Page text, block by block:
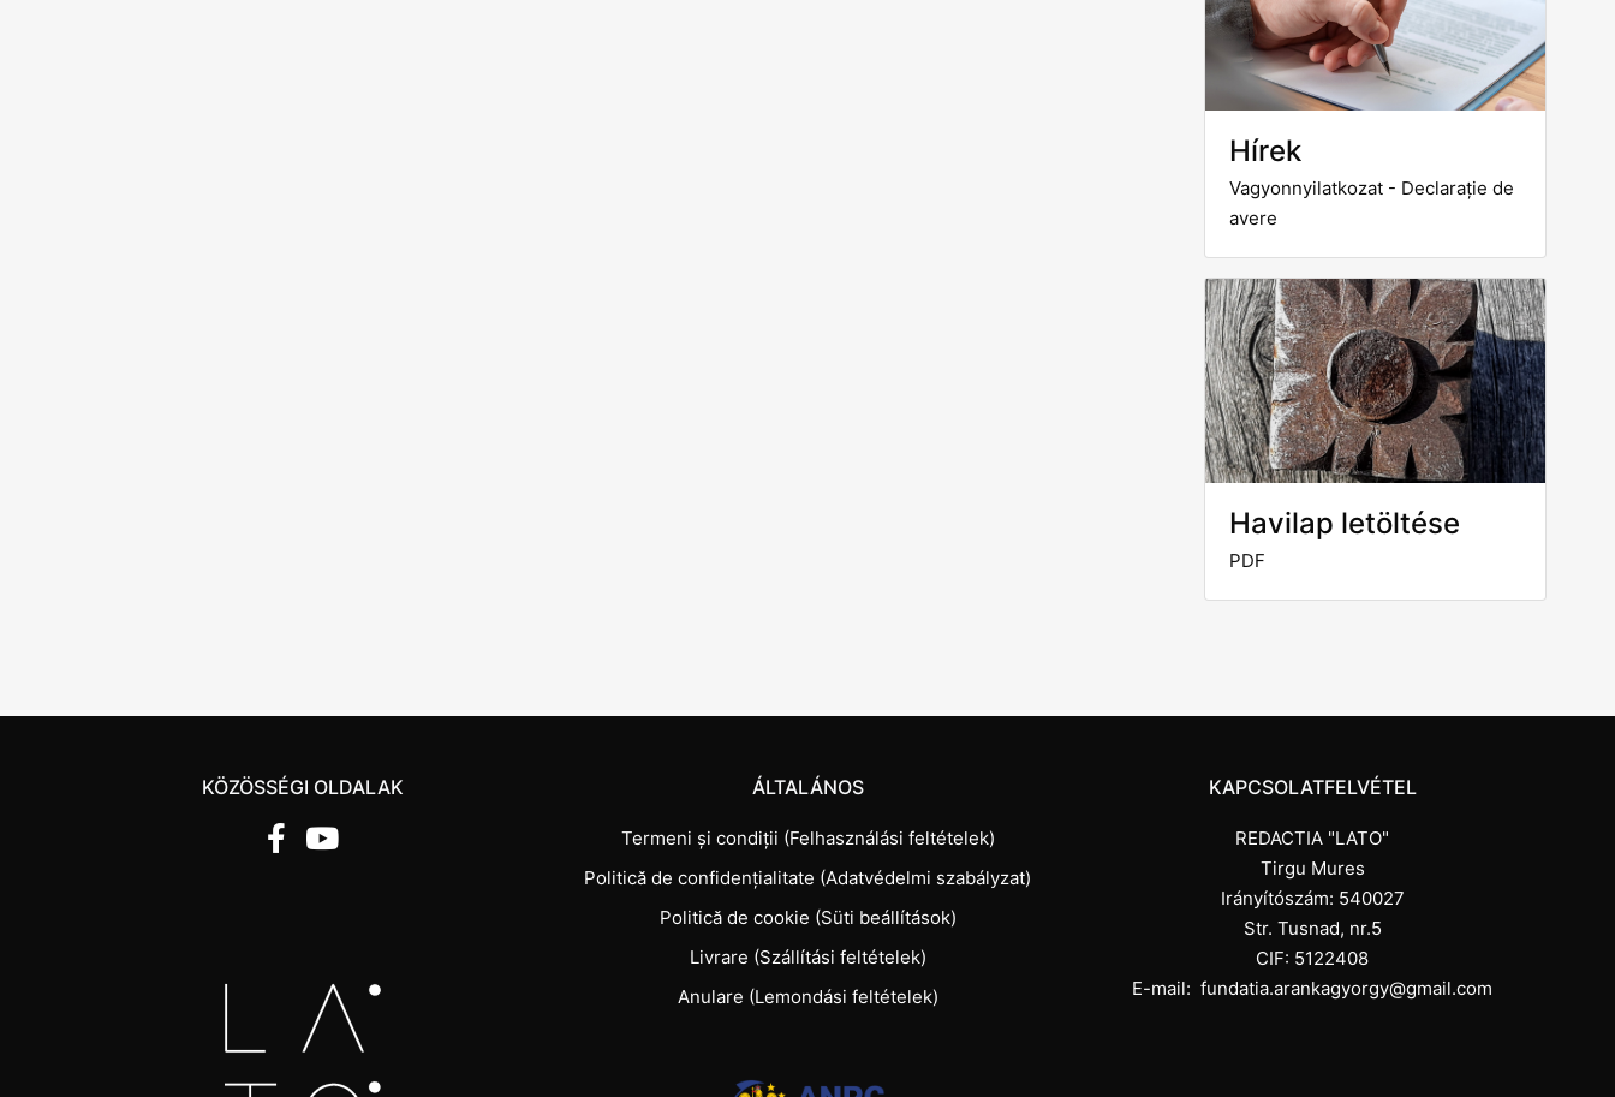
Hírek
Vagyonnyilatkozat - Declarație de
avere
Havilap letöltése
PDF
KÖZÖSSÉGI OLDALAK ÁLTALÁNOS
Termeni și condiții (Felhasználási feltételek)
Politică de confidențialitate (Adatvédelmi szabályzat)
Politică de cookie (Süti beállítások)
Livrare (Szállítási feltételek)
Anulare (Lemondási feltételek)
KAPCSOLATFELVÉTEL
REDACTIA "LATO"
Tirgu Mures
Irányítószám: 540027
Str. Tusnad, nr.5
CIF: 5122408
E-mail: fundatia.arankagyorgy@gmail.com